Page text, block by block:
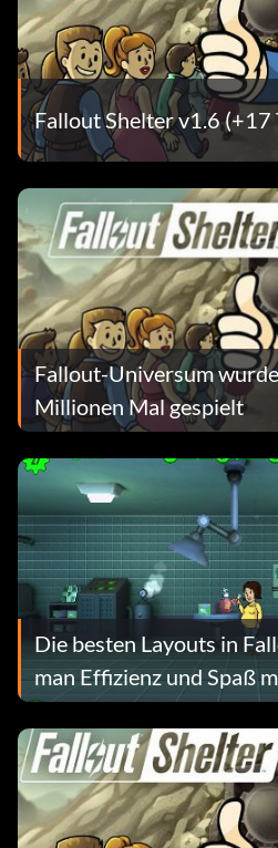
Fallout Shelter v1.6 (+17
Fallout-Universum
Millionen Mal gespielt
Die besten Layouts in
man Effizienz und Spaß